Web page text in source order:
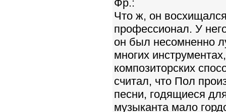
Фр.:
Что ж, он
профессионал. У
он был несомненно
многих
композиторских
считал, что Пол
песни, годящиеся
музыканта мало